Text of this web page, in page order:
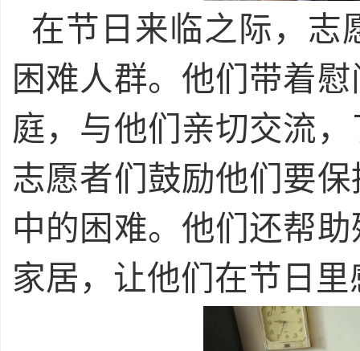
在节日来临之际，志
困难人群。他们带着
庭，与他们亲切交流
志愿者们鼓励他们要
中的困难。他们还帮
家居，让他们在节日